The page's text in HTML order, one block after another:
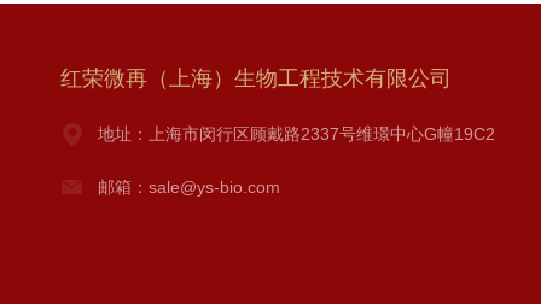
红荣微再（上海）生物工程技术有限公司
地址：上海市闵行区顾戴路2337号维璟中心G幢19C2
邮箱：sale@ys-bio.com